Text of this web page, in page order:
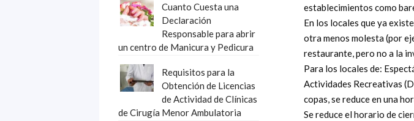
establecimientos como
En los locales que ya
otra menos molesta (por
restaurante, pero no a la
Para los locales de:
Actividades Recreativas
copas, se reduce en una
Se reduce el horario de
Cuanto Cuesta una
Declaración
Responsable para abrir
un centro de Manicura y Pedicura
Requisitos para la
Obtención de Licencias
de Actividad de Clínicas
de Cirugía Menor Ambulatoria